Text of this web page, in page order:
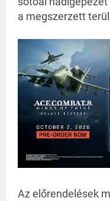
a megszerzett
Az előrendelések